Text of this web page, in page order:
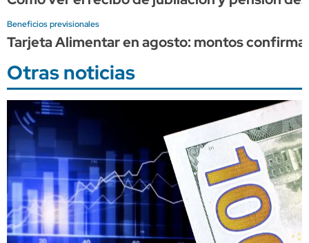
Beneficios previsionales
Tarjeta Alimentar en agosto: montos
Otras noticias